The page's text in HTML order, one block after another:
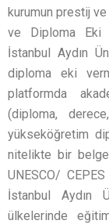
kurumun prestij
ve Diploma Eki
İstanbul Aydın
diploma eki
platformda
(diploma,
yükseköğretim
nitelikte bir
UNESCO/
İstanbul Aydın
ülkelerinde